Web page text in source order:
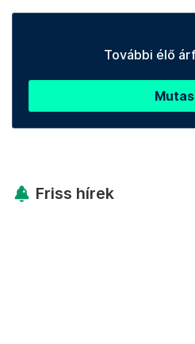
További élő
Friss hírek